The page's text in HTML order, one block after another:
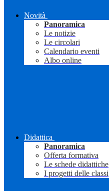
Novità
Panoramica
Le notizie
Le circolari
Calendario eventi
Albo online
Didattica
Panoramica
Offerta formativa
Le schede didattiche
I progetti delle classi